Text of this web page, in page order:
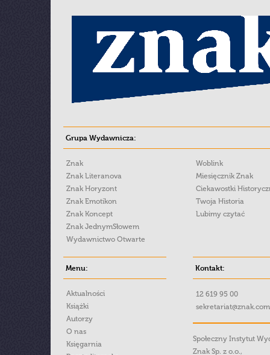
Grupa Wydawnicza:
Znak
Znak Literanova
Znak Horyzont
Znak Emotikon
Znak Koncept
Znak JednymSłowem
Wydawnictwo Otwarte
Woblink
Miesięcznik Znak
Ciekawostki
Twoja Historia
Lubimy czytać
Menu:
Aktualności
Książki
Autorzy
O nas
Księgarnia
Kontakt:
12 619 95 00
Społeczny Instytut
Znak Sp. z o.o.,